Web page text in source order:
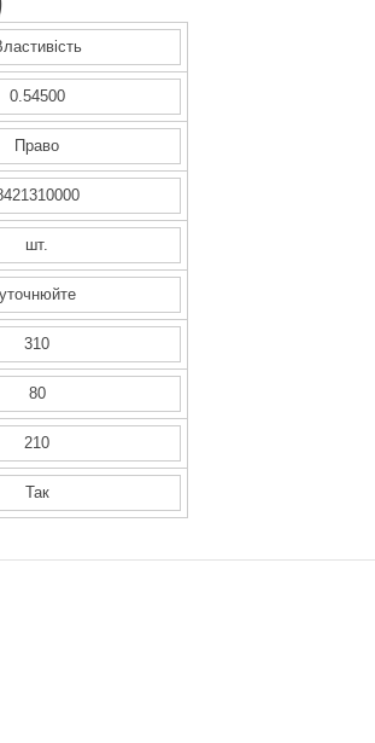
0.54500
Право
шт.
уточнюйте
310
80
210
Так